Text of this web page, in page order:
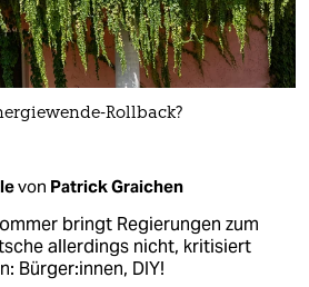
Rollback?
von Patrick Graichen
bringt Regierungen zum
allerdings nicht, kritisiert
Bürger:innen, DIY!